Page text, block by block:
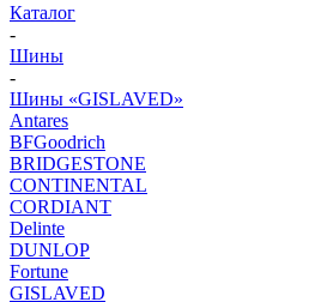
Каталог
-
Шины
-
Шины «GISLAVED»
Antares
BFGoodrich
BRIDGESTONE
CONTINENTAL
CORDIANT
Delinte
DUNLOP
Fortune
GISLAVED